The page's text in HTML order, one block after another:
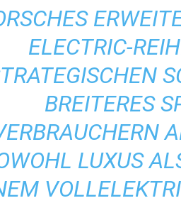
ELECTRIC-
BREITERES
LUXUS